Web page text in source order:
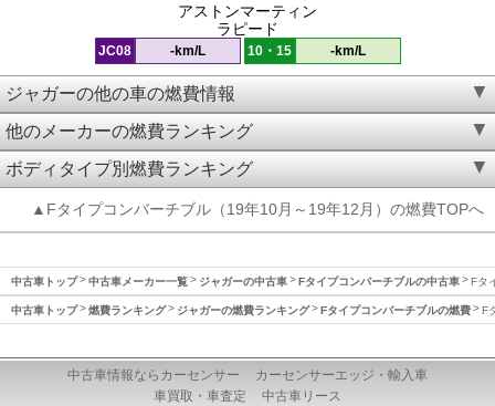
アストンマーティン
ラピード
JC08 -km/L 10・15 -km/L
ジャガーの他の車の燃費情報
他のメーカーの燃費ランキング
ボディタイプ別燃費ランキング
▲Fタイプコンバーチブル（19年10月～19年12月）の燃費TOPへ
中古車トップ 中古車メーカー一覧 ジャガーの中古車 Fタイプコンバーチブルの中古車 Fタ
中古車トップ 燃費ランキング ジャガーの燃費ランキング Fタイプコンバーチブルの燃費 F
中古車情報ならカーセンサー
カーセンサーエッジ・輸入車
車買取・車査定
中古車リース